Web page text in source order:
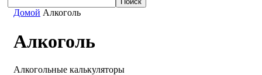
Домой Алкоголь
Алкоголь
Алкогольные калькуляторы